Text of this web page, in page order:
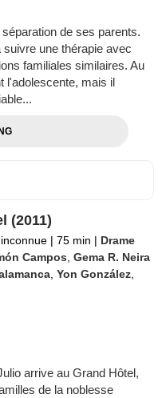
de ses parents.
une thérapie avec
familiales similaires. Au
l'adolescente, mais il
(2011)
| 75 min | Drame
Campos ,Gema R. Neira
,Yon González
arrive au Grand Hôtel,
de la noblesse